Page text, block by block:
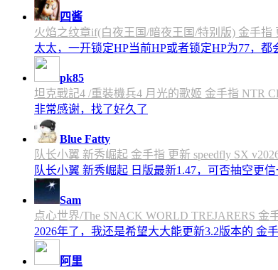
四酱
火焰之纹章if(白夜王国/暗夜王国/特别版) 金手指
太太，一开锁定HP当前HP或者锁定HP为77，
pk85
坦克戰記4 /重裝機兵4 月光的歌姬 金手指 NTR
非常感谢，找了好久了
Blue Fatty
队长小翼 新秀崛起 金手指 更新 speedfly SX
队长小翼 新秀崛起 日版最新1.47，可否抽空更信
Sam
点心世界/The SNACK WORLD TREJARERS 金
2026年了，我还是希望大大能更新3.2版本的 金
阿里